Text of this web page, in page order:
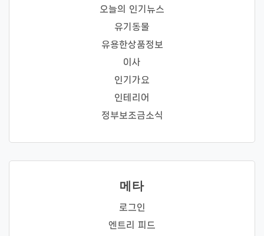
오늘의 인기뉴스
유기동물
유용한상품정보
이사
인기가요
인테리어
정부보조금소식
메타
로그인
엔트리 피드